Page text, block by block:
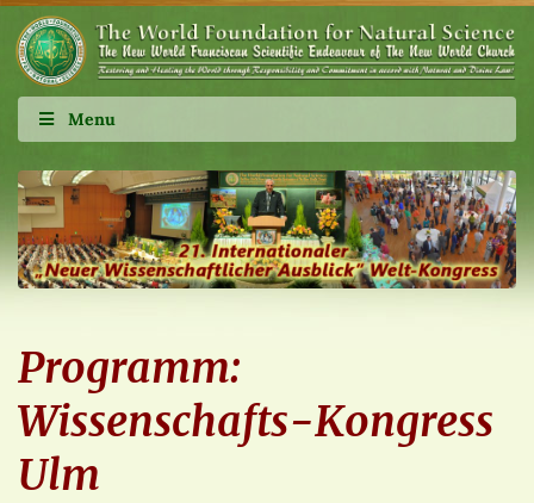
Menu
Programm:
Wissenschafts-Kongress
Ulm